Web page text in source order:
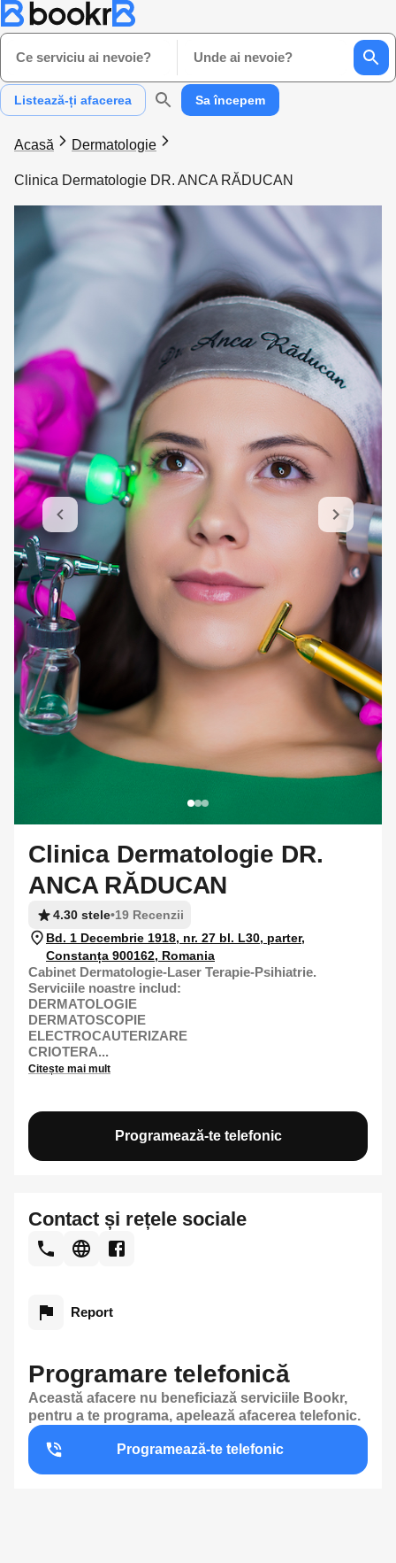
Ce serviciu ai nevoie? Unde ai nevoie?
Listează-ți afacerea Sa începem
Acasă Dermatologie
Clinica Dermatologie DR. ANCA RĂDUCAN
Clinica Dermatologie DR.
ANCA RĂDUCAN
4.30 stele•19 Recenzii
Bd. 1 Decembrie 1918, nr. 27 bl. L30, parter,
Constanța 900162, Romania
Cabinet Dermatologie-Laser Terapie-Psihiatrie.
Serviciile noastre includ:
DERMATOLOGIE
DERMATOSCOPIE
ELECTROCAUTERIZARE
CRIOTERA...
Citește mai mult
Programează-te telefonic
Programare telefonică
Această afacere nu beneficiază serviciile Bookr,
pentru a te programa, apelează afacerea telefonic.
Programează-te telefonic
Contact și rețele sociale
Report